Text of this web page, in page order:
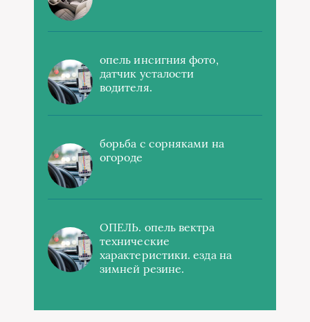
опель инсигния фото,
датчик усталости
водителя.
борьба с сорняками на
огороде
ОПЕЛЬ. опель вектра
технические
характеристики. езда на
зимней резине.